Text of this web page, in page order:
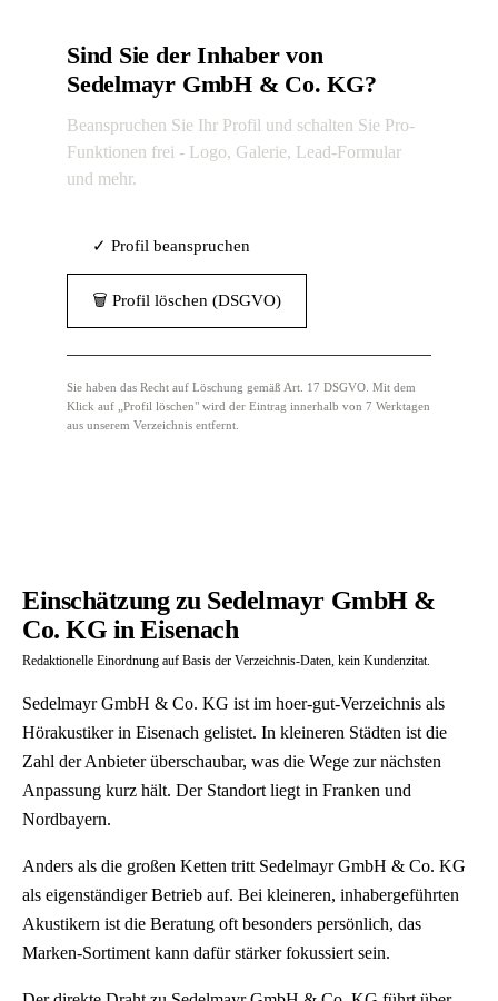
Sind Sie der Inhaber von
Sedelmayr GmbH & Co. KG?
Beanspruchen Sie Ihr Profil und schalten Sie Pro-
Funktionen frei - Logo, Galerie, Lead-Formular
und mehr.
✓ Profil beanspruchen
🗑 Profil löschen (DSGVO)
Sie haben das Recht auf Löschung gemäß Art. 17 DSGVO. Mit dem
Klick auf „Profil löschen" wird der Eintrag innerhalb von 7 Werktagen
aus unserem Verzeichnis entfernt.
Einschätzung zu Sedelmayr GmbH &
Co. KG in Eisenach
Redaktionelle Einordnung auf Basis der Verzeichnis-Daten, kein Kundenzitat.
Sedelmayr GmbH & Co. KG ist im hoer-gut-Verzeichnis als
Hörakustiker in Eisenach gelistet. In kleineren Städten ist die
Zahl der Anbieter überschaubar, was die Wege zur nächsten
Anpassung kurz hält. Der Standort liegt in Franken und
Nordbayern.
Anders als die großen Ketten tritt Sedelmayr GmbH & Co. KG
als eigenständiger Betrieb auf. Bei kleineren, inhabergeführten
Akustikern ist die Beratung oft besonders persönlich, das
Marken-Sortiment kann dafür stärker fokussiert sein.